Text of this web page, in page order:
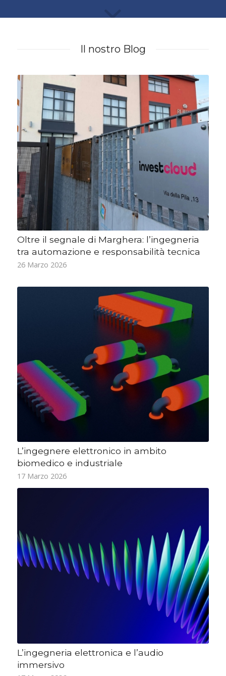
Il nostro Blog
Oltre il segnale di Marghera: l’ingegneria
tra automazione e responsabilità tecnica
26 Marzo 2026
L’ingegnere elettronico in ambito
biomedico e industriale
17 Marzo 2026
L’ingegneria elettronica e l’audio
immersivo